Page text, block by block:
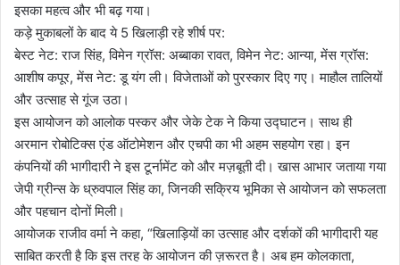
इसका महत्व और भी बढ़ गया।
कड़े मुकाबलों के बाद ये 5 खिलाड़ी रहे शीर्ष पर:
बेस्ट नेट: राज सिंह, विमेन ग्रॉस: अब्बाका रावत, विमेन नेट: आन्या, मेंस ग्रॉस:
आशीष कपूर, मेंस नेट: डू यंग ली। विजेताओं को पुरस्कार दिए गए। माहौल तालियों
और उत्साह से गूंज उठा।
इस आयोजन को आलोक पस्‍कर और जेके टेक ने किया उद्घाटन। साथ ही
अरमान रोबोटिक्स एंड ऑटोमेशन और एचपी का भी अहम सहयोग रहा। इन
कंपनियों की भागीदारी ने इस टूर्नामेंट को और मज़बूती दी। खास आभार जताया गया
जेपी ग्रीन्स के ध्रुवपाल सिंह का, जिनकी सक्रिय भूमिका से आयोजन को सफलता
और पहचान दोनों मिली।
आयोजक राजीव वर्मा ने कहा, “खिलाड़ियों का उत्साह और दर्शकों की भागीदारी यह
साबित करती है कि इस तरह के आयोजन की ज़रूरत है। अब हम कोलकाता,